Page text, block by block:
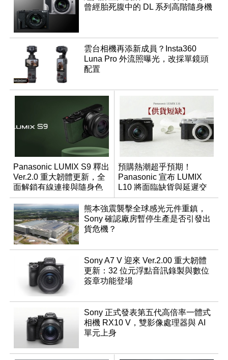
曾經胎死腹中的 DL 系列高階隨身機
雲台相機再添新成員？Insta360
Luna Pro 外流照曝光，改採單鏡頭
配置
Panasonic LUMIX S9 釋出
Ver.2.0 重大韌體更新，全
面解鎖有線連接與隨身色
調編輯
預購熱潮超乎預期！
Panasonic 宣布 LUMIX
L10 將面臨缺貨與延遲交
貨時間
熊本強震襲擊全球感光元件重鎮，
Sony 確認廠房暫停生產是否引發出
貨危機？
Sony A7 V 迎來 Ver.2.00 重大韌體
更新：32 位元浮點音訊錄製與數位
簽章功能登場
Sony 正式發表第五代高倍率一體式
相機 RX10 V，雙影像處理器與 AI
單元上身